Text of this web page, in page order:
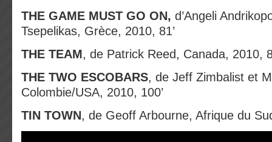
THE GAME MUST GO ON, d’Angeli
Tsepelikas, Grèce, 2010, 81’
THE TEAM, de Patrick Reed, Canada, 2010,
THE TWO ESCOBARS, de Jeff Zimbalist et
Colombie/USA, 2010, 100’
TIN TOWN, de Geoff Arbourne, Afrique du